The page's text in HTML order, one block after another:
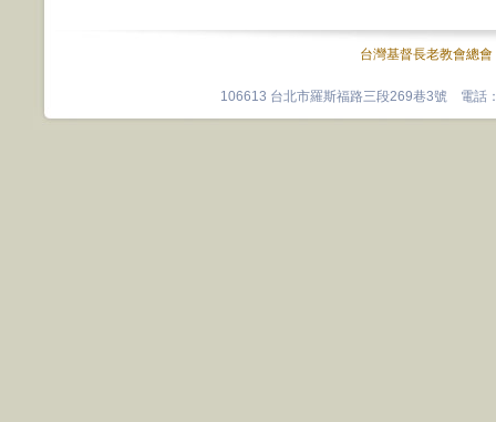
台灣基督長老教會總會
106613 台北市羅斯福路三段269巷3號 電